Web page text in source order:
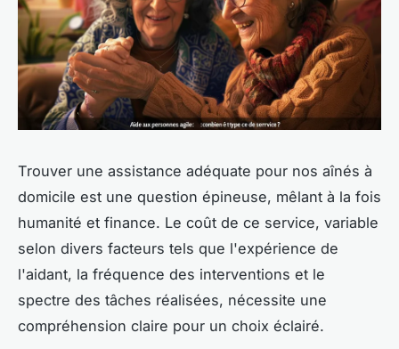
Trouver une assistance adéquate pour nos aînés à
domicile est une question épineuse, mêlant à la fois
humanité et finance. Le coût de ce service, variable
selon divers facteurs tels que l'expérience de
l'aidant, la fréquence des interventions et le
spectre des tâches réalisées, nécessite une
compréhension claire pour un choix éclairé.